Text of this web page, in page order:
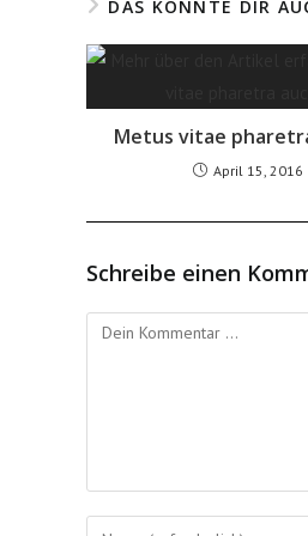
DAS KÖNNTE DIR
Metus vitae
April 15, 2016
Schreibe einen
Kommentieren
Gib